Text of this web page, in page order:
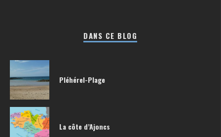
DANS CE BLOG
Pléhérel-Plage
La côte d’Ajoncs